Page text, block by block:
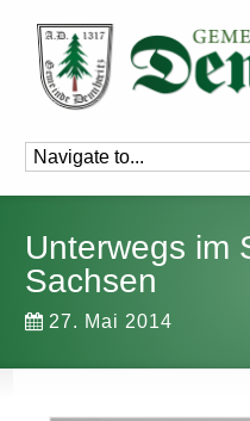
Unterwegs im
Sachsen
27. Mai 2014